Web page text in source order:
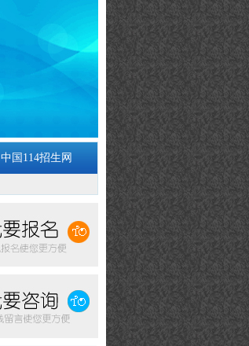
中国114招生网